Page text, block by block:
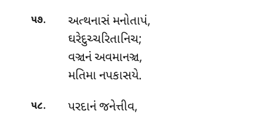
૫૭. અત્થનાસં મનોતાપં,
ઘરેદુચ્ચરિતાનિચ;
વઞ્ચનં અવમાનઞ્ચ,
મતિમા નપકાસયે.
૫૮.
પરદાનં જનેત્તીવ,